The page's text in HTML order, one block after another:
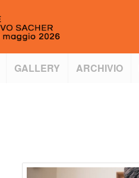
GALLERY ARCHIVIO